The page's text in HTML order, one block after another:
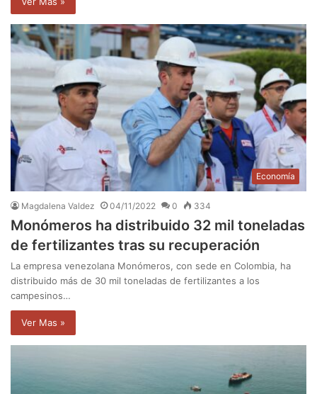
Economía
Magdalena Valdez 04/11/2022 0 334
Monómeros ha distribuido 32 mil toneladas
de fertilizantes tras su recuperación
La empresa venezolana Monómeros, con sede en Colombia, ha
distribuido más de 30 mil toneladas de fertilizantes a los
campesinos…
Ver Mas »